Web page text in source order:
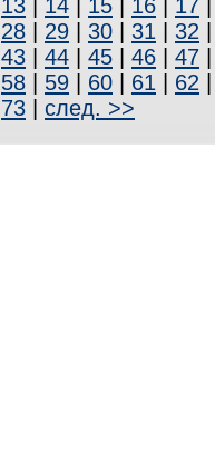
13
14 15 16 17
28
29 30 31 32
43
44 45 46 47
58
59 60 61 62
73
след. >>